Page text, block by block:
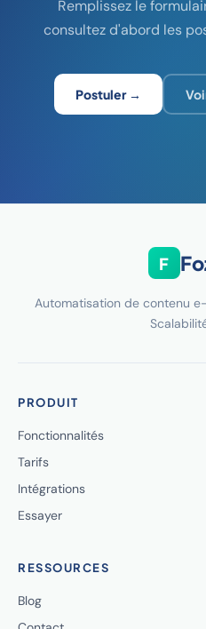
Remplissez le
consultez d'abord les
Postuler →
F
Automatisation de contenu
PRODUIT
Fonctionnalités
Tarifs
Intégrations
Essayer
RESSOURCES
Blog